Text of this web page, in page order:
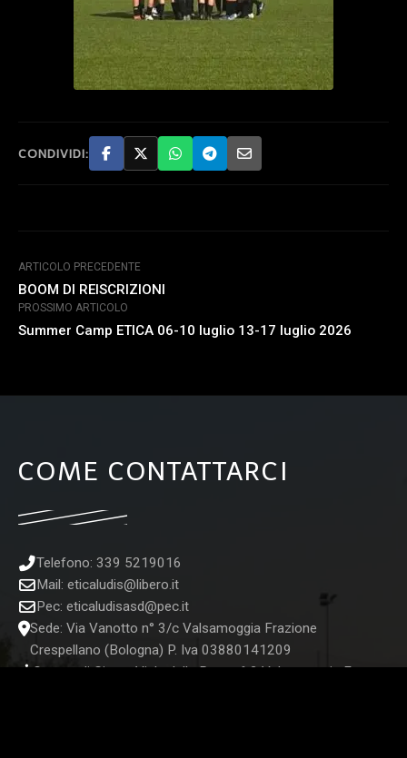
CONDIVIDI:
ARTICOLO PRECEDENTE
BOOM DI REISCRIZIONI
PROSSIMO ARTICOLO
Summer Camp ETICA 06-10 luglio 13-17 luglio 2026
COME CONTATTARCI
Telefono: 339 5219016
Mail: eticaludis@libero.it
Pec: eticaludisasd@pec.it
Sede: Via Vanotto n° 3/c Valsamoggia Frazione
Crespellano (Bologna) P. Iva 03880141209
Campo di Gioco: Viale della Pace n° 2 Valsamoggia Fraz.